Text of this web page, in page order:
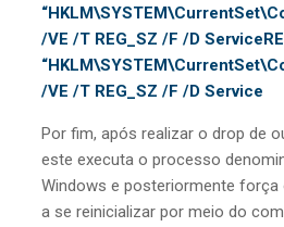
/VE /T REG_SZ /F /D
/VE /T REG_SZ /F /D Service
Por fim, após realizar o drop de
este executa o processo
Windows e posteriormente força
a se reinicializar por meio do